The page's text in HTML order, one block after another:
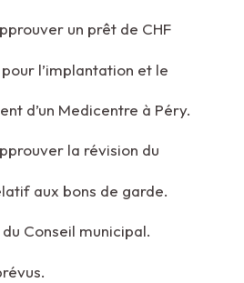
un prêt de CHF
l’implantation et le
d’un Medicentre à Péry.
la révision du
aux bons de garde.
Conseil municipal.